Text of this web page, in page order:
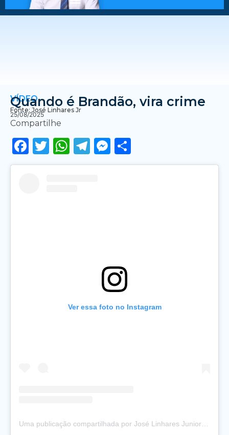
VÍDEO
Quando é Brandão, vira crime
Fonte: José Linhares Jr
25/08/2025
Compartilhe
Facebook
Twitter
WhatsApp
Telegram
Messenger
Ver essa foto no Instagram